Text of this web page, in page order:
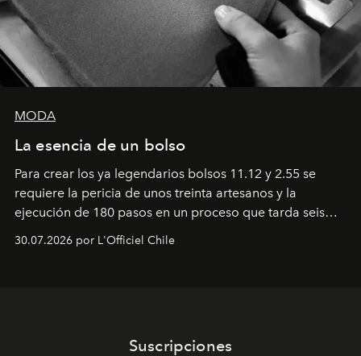
MODA
La esencia de un bolso
Para crear los ya legendarios bolsos 11.12 y 2.55 se
requiere la pericia de unos treinta artesanos y la
ejecución de 180 pasos en un proceso que tarda seis
semanas. Los expertos ponen en práctica una técnica
que se enseña solamente en la escuela de formación de
30.07.2026 por L'Officiel Chile
Suscripciones